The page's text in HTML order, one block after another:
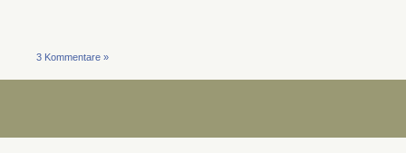
3 Kommentare »